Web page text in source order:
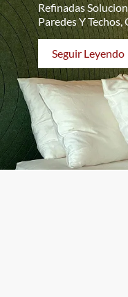
Refinadas
Paredes Y
Elegante Con
Interiores
Seguir Leyendo